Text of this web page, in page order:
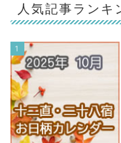
人気記事ランキ
1